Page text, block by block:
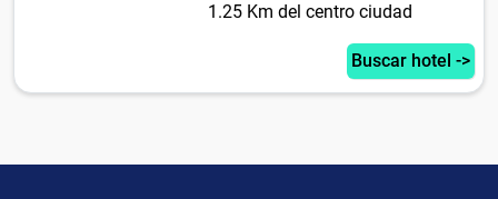
1.25 Km del centro ciudad
Buscar hotel ->